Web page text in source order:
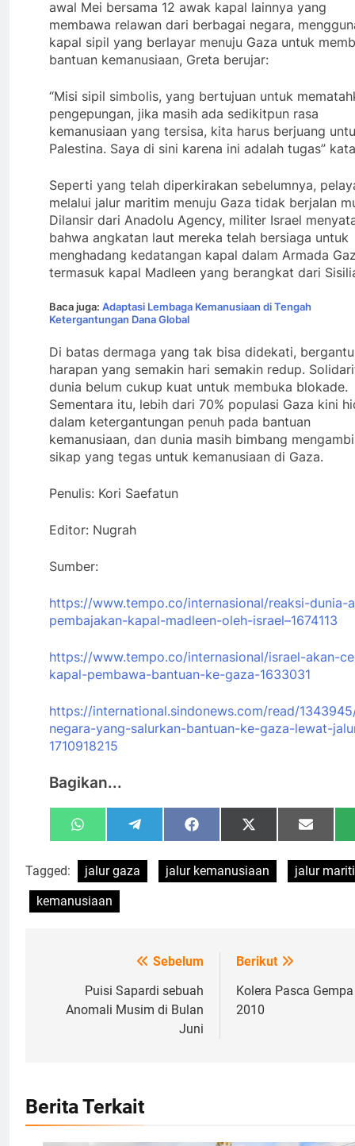
awal Mei bersama 12 awak kapal lainnya yang
membawa relawan dari berbagai negara,
kapal sipil yang berlayar menuju Gaza untuk
bantuan kemanusiaan, Greta berujar:
“Misi sipil simbolis, yang bertujuan untuk
pengepungan, jika masih ada sedikitpun rasa
kemanusiaan yang tersisa, kita harus berjuang
Palestina. Saya di sini karena ini adalah tugas”
Seperti yang telah diperkirakan sebelumnya,
melalui jalur maritim menuju Gaza tidak berjalan
Dilansir dari Anadolu Agency, militer Israel
bahwa angkatan laut mereka telah bersiaga untuk
menghadang kedatangan kapal dalam Armada
termasuk kapal Madleen yang berangkat dari
Baca juga: Adaptasi Lembaga Kemanusiaan di Tengah
Ketergantungan Dana Global
Di batas dermaga yang tak bisa didekati,
harapan yang semakin hari semakin redup.
dunia belum cukup kuat untuk membuka blokade.
Sementara itu, lebih dari 70% populasi Gaza kini
dalam ketergantungan penuh pada bantuan
kemanusiaan, dan dunia masih bimbang
sikap yang tegas untuk kemanusiaan di Gaza.
Penulis: Kori Saefatun
Editor: Nugrah
Sumber:
https://www.tempo.co/internasional/reaksi-dunia-
pembajakan-kapal-madleen-oleh-israel–1674113
https://www.tempo.co/internasional/israel-akan-
kapal-pembawa-bantuan-ke-gaza-1633031
https://international.sindonews.com/read/
negara-yang-salurkan-bantuan-ke-gaza-lewat-
1710918215
Bagikan...
Share
on
WhatsAppShare
on
TelegramShare
on
FacebookShare
on
X
(Twitter)
Share
on
Email
Tagged: jalur gaza jalur kemanusiaan
jalur
kemanusiaan
Sebelum
Puisi Sapardi sebuah
Anomali Musim di Bulan
Juni
Berikut
Kolera Pasca
2010
Berita Terkait